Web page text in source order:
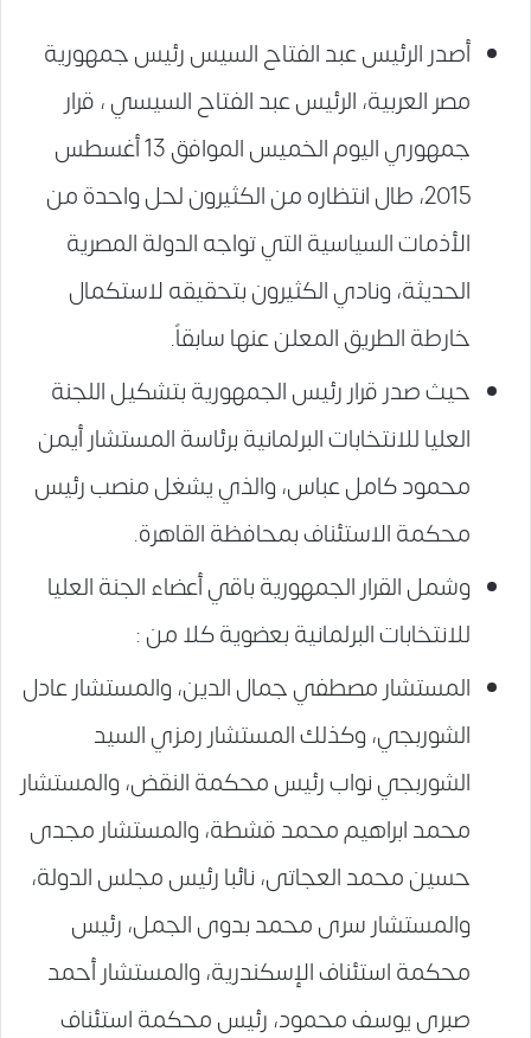
أصدر الرئيس عبد الفتاح السيس رئيس جمهورية
مصر العربية، الرئيس عبد الفتاح السيسي ، قرار
جمهوري اليوم الخميس الموافق 13 أغسطس
2015، طال انتظاره من الكثيرون لحل واحدة من
الأذمات السياسية التي تواجه الدولة المصرية
الحديثة، ونادي الكثيرون بتحقيقه لاستكمال
خارطة الطريق المعلن عنها سابقاً.
حيث صدر قرار رئيس الجمهورية بتشكيل اللجنة
العليا للانتخابات البرلمانية برئاسة المستشار أيمن
محمود كامل عباس، والذي يشغل منصب رئيس
محكمة الاستئناف بمحافظة القاهرة.
وشمل القرار الجمهورية باقي أعضاء الجنة العليا
للانتخابات البرلمانية بعضوية كلا من :
المستشار مصطفي جمال الدين، والمستشار عادل
الشوربجي، وكذلك المستشار رمزي السيد
الشوربجي نواب رئيس محكمة النقض، والمستشار
محمد ابراهيم محمد قشطة، والمستشار مجدى
حسين محمد العجاتى، نائبا رئيس مجلس الدولة،
والمستشار سرى محمد بدوى الجمل، رئيس
محكمة استئناف الإسكندرية، والمستشار أحمد
صبرى يوسف محمود، رئيس محكمة استئناف